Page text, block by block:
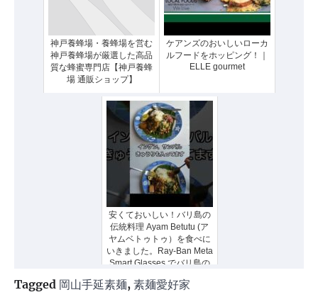
神戸養蜂場・養蜂場を営む
神戸養蜂場が厳選した高品
質な蜂蜜専門店【神戸養蜂
場 通販ショップ】
ケアンズのおいしいローカ
ルフードをホッピング！｜
ELLE gourmet
安くておいしい！バリ島の
伝統料理 Ayam Betutu (ア
ヤムベトゥトゥ）を食べに
いきました。Ray-Ban Meta
Smart Glasses でバリ島の
Tagged 岡山手延素麺, 素麺愛好家